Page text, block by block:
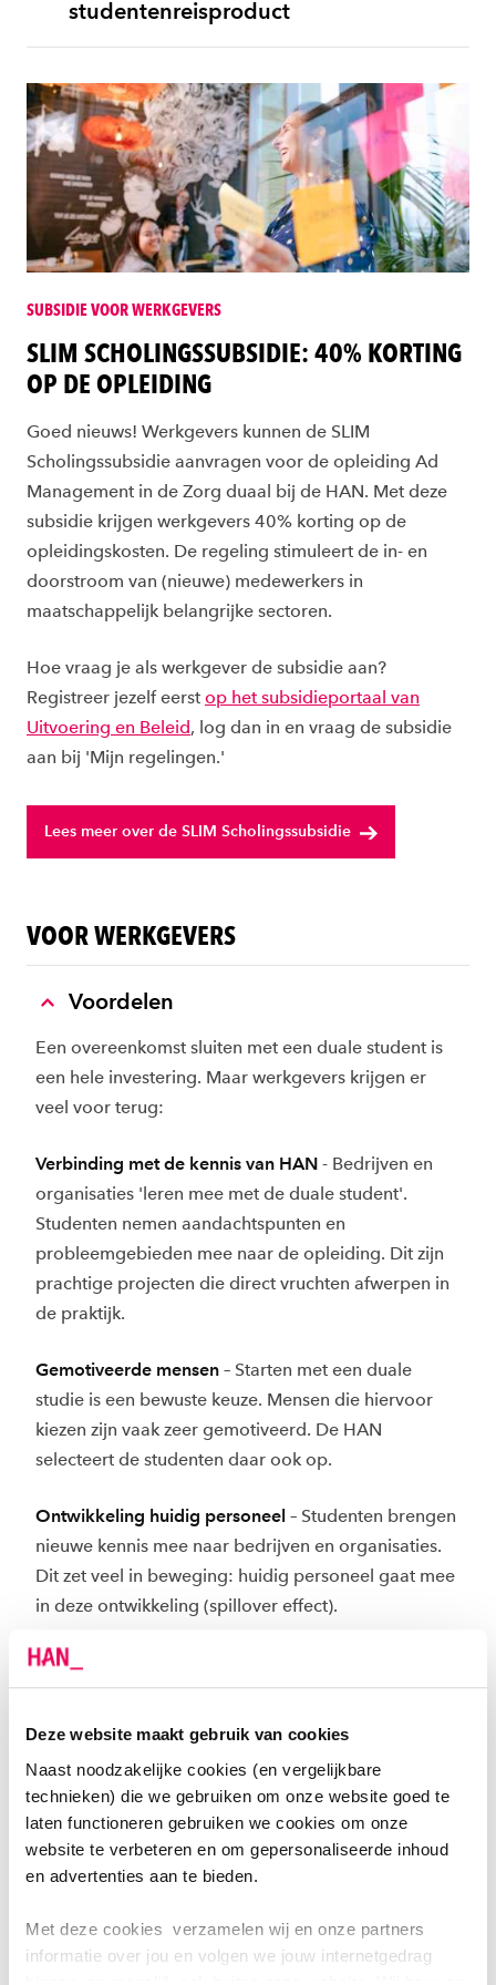
Deze website maakt gebruik van cookies
Naast noodzakelijke cookies (en vergelijkbare
technieken) die we gebruiken om onze website goed te
laten functioneren gebruiken we cookies om onze
website te verbeteren en om gepersonaliseerde inhoud
en advertenties aan te bieden.
Met deze cookies verzamelen wij en onze partners
informatie over jou en volgen we jouw internetgedrag
studentenreisproduct
SUBSIDIE VOOR WERKGEVERS
SLIM SCHOLINGSSUBSIDIE: 40% KORTING
OP DE OPLEIDING
Goed nieuws! Werkgevers kunnen de SLIM
Scholingssubsidie aanvragen voor de opleiding Ad
Management in de Zorg duaal bij de HAN. Met deze
subsidie krijgen werkgevers 40% korting op de
opleidingskosten. De regeling stimuleert de in- en
doorstroom van (nieuwe) medewerkers in
maatschappelijk belangrijke sectoren.
Hoe vraag je als werkgever de subsidie aan?
Registreer jezelf eerst op het subsidieportaal van
Uitvoering en Beleid, log dan in en vraag de subsidie
aan bij 'Mijn regelingen.'
Lees meer over de SLIM Scholingssubsidie
VOOR WERKGEVERS
Voordelen
Een overeenkomst sluiten met een duale student is
een hele investering. Maar werkgevers krijgen er
veel voor terug:
Verbinding met de kennis van HAN - Bedrijven en
organisaties 'leren mee met de duale student'.
Studenten nemen aandachtspunten en
probleemgebieden mee naar de opleiding. Dit zijn
prachtige projecten die direct vruchten afwerpen in
de praktijk.
Gemotiveerde mensen – Starten met een duale
studie is een bewuste keuze. Mensen die hiervoor
kiezen zijn vaak zeer gemotiveerd. De HAN
selecteert de studenten daar ook op.
Ontwikkeling huidig personeel – Studenten brengen
nieuwe kennis mee naar bedrijven en organisaties.
Dit zet veel in beweging: huidig personeel gaat mee
in deze ontwikkeling (spillover effect).
Duale studenten zijn aanpakkers
steken hun energie in praktische opdrachten, niet in
praktijk.
Financieel aantrekkelijk
aftrekbaar. Er zijn verschillende subsidieregelingen
snel terugverdiend omdat een HAN-student direct
inzetbaar is.